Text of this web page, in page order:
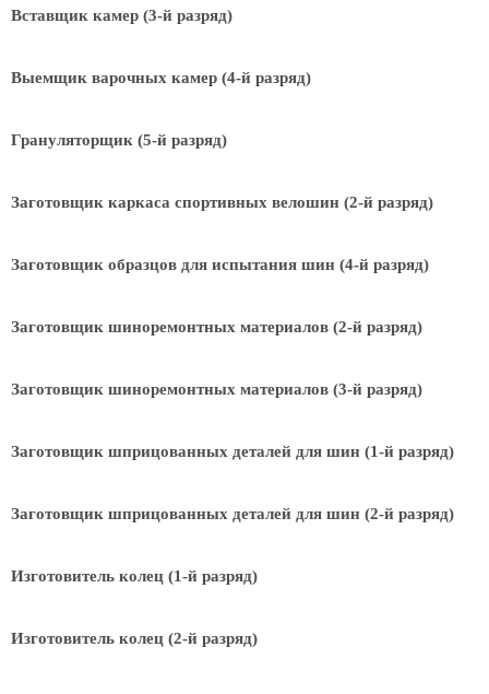
Вставщик камер (3-й разряд)
Выемщик варочных камер (4-й разряд)
Грануляторщик (5-й разряд)
Заготовщик каркаса спортивных велошин (2-й разряд)
Заготовщик образцов для испытания шин (4-й разряд)
Заготовщик шиноремонтных материалов (2-й разряд)
Заготовщик шиноремонтных материалов (3-й разряд)
Заготовщик шприцованных деталей для шин (1-й разряд)
Заготовщик шприцованных деталей для шин (2-й разряд)
Изготовитель колец (1-й разряд)
Изготовитель колец (2-й разряд)